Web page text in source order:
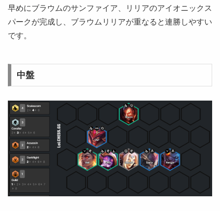
早めにブラウムのサンファイア、リリアのアイオニックス
パークが完成し、ブラウムリリアが重なると連勝しやすい
です。
中盤